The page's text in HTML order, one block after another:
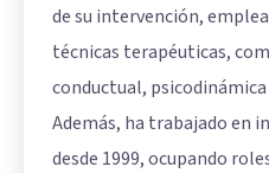
de su intervención,
técnicas terapéuticas,
conductual,
Además, ha trabajado en
desde 1999, ocupando